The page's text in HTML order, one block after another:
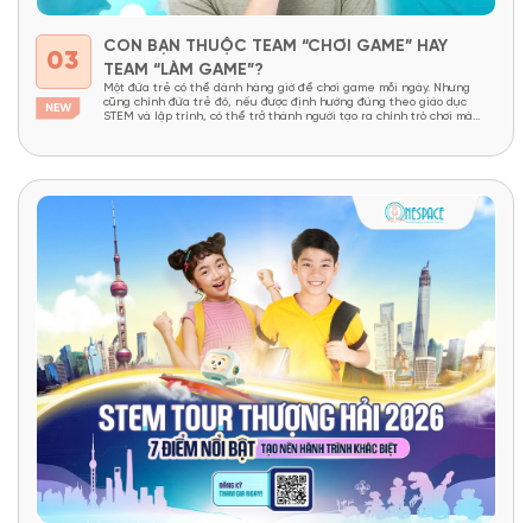
03
CON BẠN THUỘC TEAM “CHƠI GAME” HAY
TEAM “LÀM GAME”?
Một đứa trẻ có thể dành hàng giờ để chơi game mỗi ngày. Nhưng
cũng chính đứa trẻ đó, nếu được định hướng đúng theo giáo dục
STEM và lập trình, có thể trở thành người tạo ra chính trò chơi mà